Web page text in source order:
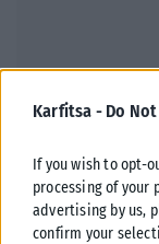
Karfitsa - Do
If you wish to opt-
processing of
advertising by us,
confirm your
οι 3 σοβαρά
Συναγερμός έχει
σημειώθηκε στο
μετωπικά με